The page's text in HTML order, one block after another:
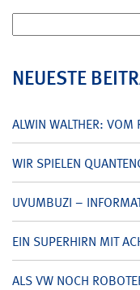
nach:
NEUESTE
ALWIN WALTHER: VOM
WIR SPIELEN
UVUMBUZI –
EIN SUPERHIRN MIT
ALS VW NOCH